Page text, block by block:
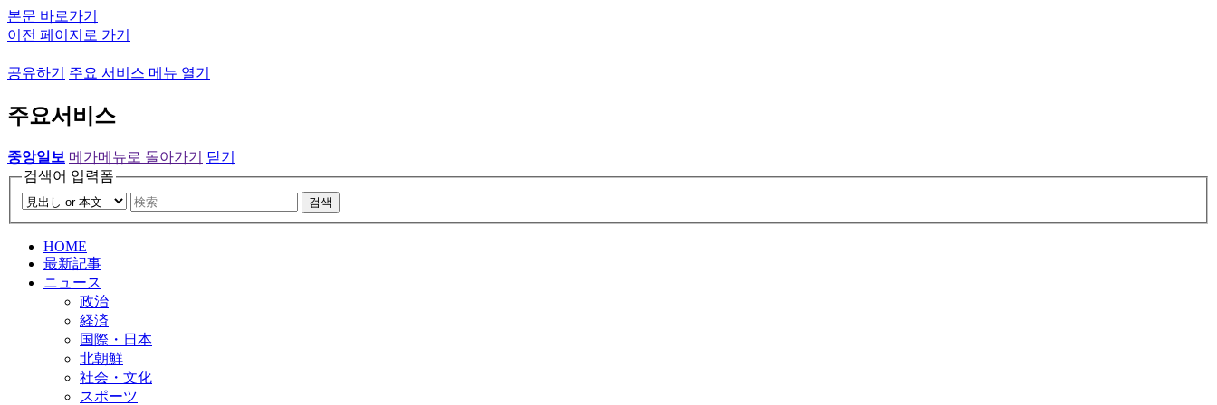
본문 바로가기
이전 페이지로 가기
공유하기 주요 서비스 메뉴 열기
주요서비스
중앙일보 메가메뉴로 돌아가기
닫기
검색어 입력폼
검색
HOME
最新記事
ニュース
政治
経済
国際・日本
北朝鮮
社会・文化
スポーツ